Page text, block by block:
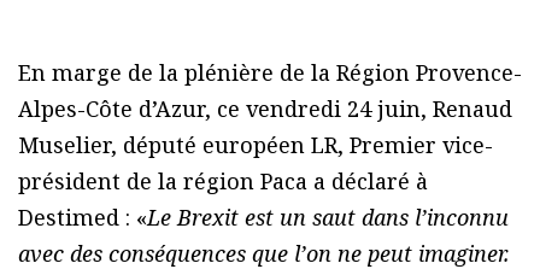
En marge de la plénière de la Région Provence-
Alpes-Côte d’Azur, ce vendredi 24 juin, Renaud
Muselier, député européen LR, Premier vice-
président de la région Paca a déclaré à
Destimed : «Le Brexit est un saut dans l’inconnu
avec des conséquences que l’on ne peut imaginer.